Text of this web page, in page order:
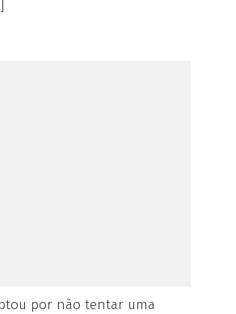
por não tentar uma